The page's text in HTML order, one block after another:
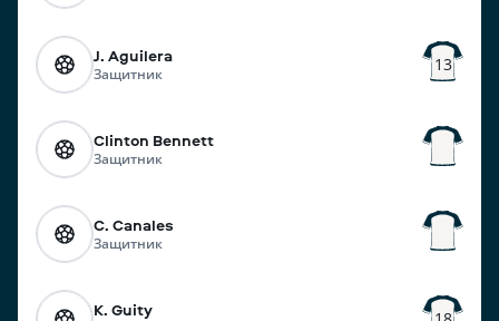
J. Aguilera
Защитник 13
Clinton Bennett
Защитник
C. Canales
Защитник
K. Guity